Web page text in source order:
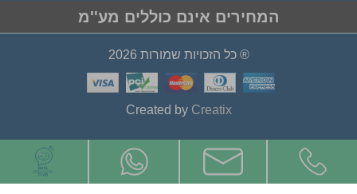
המחירים אינם כוללים מע''מ
® כל הזכויות שמורות 2026
Created by Creatix